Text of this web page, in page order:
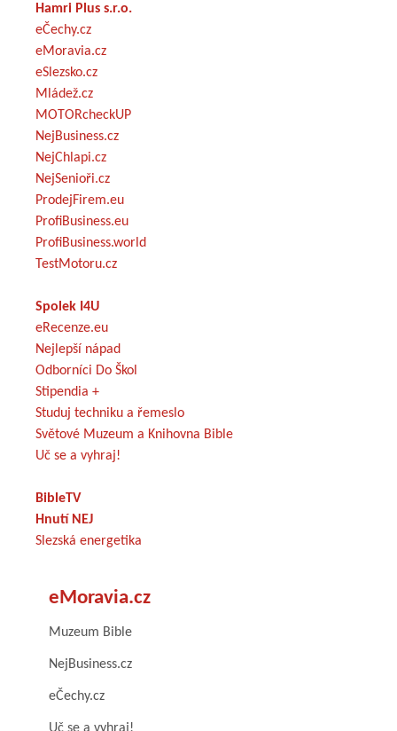
Hamri Plus s.r.o.
eČechy.cz
eMoravia.cz
eSlezsko.cz
Mládež.cz
MOTORcheckUP
NejBusiness.cz
NejChlapi.cz
NejSenioři.cz
ProdejFirem.eu
ProfiBusiness.eu
ProfiBusiness.world
TestMotoru.cz
Spolek I4U
eRecenze.eu
Nejlepší nápad
Odborníci Do Škol
Stipendia +
Studuj techniku a řemeslo
Světové Muzeum a Knihovna Bible
Uč se a vyhraj!
BibleTV
Hnutí NEJ
Slezská energetika
eMoravia.cz
Muzeum Bible
NejBusiness.cz
eČechy.cz
Uč se a vyhraj!